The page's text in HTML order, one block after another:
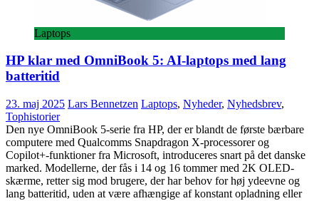
Laptops
HP klar med OmniBook 5: AI-laptops med lang
batteritid
23. maj 2025 Lars Bennetzen Laptops, Nyheder, Nyhedsbrev,
Tophistorier
Den nye OmniBook 5-serie fra HP, der er blandt de første bærbare
computere med Qualcomms Snapdragon X-processorer og
Copilot+-funktioner fra Microsoft, introduceres snart på det danske
marked. Modellerne, der fås i 14 og 16 tommer med 2K OLED-
skærme, retter sig mod brugere, der har behov for høj ydeevne og
lang batteritid, uden at være afhængige af konstant opladning eller